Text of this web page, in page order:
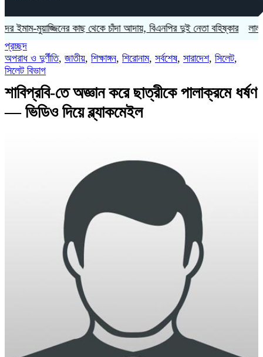
কাছ থেকে চাঁদা আদায়, বিএনপির দুই নেতা বহিষ্কার ‎লাল ফিতা
প্রচ্ছদ
অপরাধ ও দুর্ণীতি, জাতীয়, শিক্ষাঙ্গন, শিরোনাম, সর্বশেষ, সারাদেশ, সিলেট,
সিলেট বিভাগ
শাবিপ্রবি-তে অজ্ঞান করে ছাত্রীকে পালাক্রমে ধর্ষণ
— ভিডিও দিয়ে ব্ল্যাকমেইল